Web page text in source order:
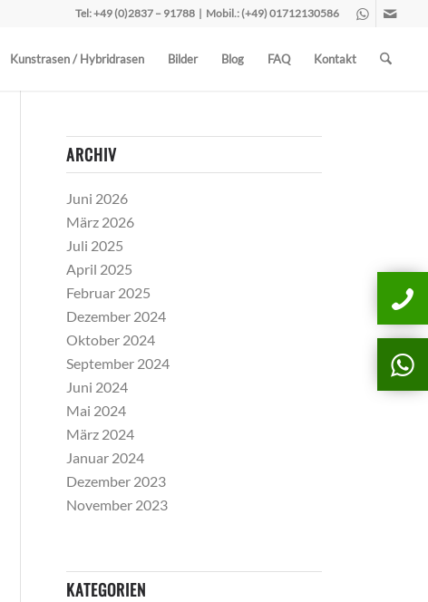
Tel:+49 (0)2837 – 91788 | Mobil.: (+49) 01712130586
Kunstrasen / Hybridrasen Bilder Blog FAQ Kontakt
ARCHIV
Juni 2026
März 2026
Juli 2025
April 2025
Februar 2025
Dezember 2024
Oktober 2024
September 2024
Juni 2024
Mai 2024
März 2024
Januar 2024
Dezember 2023
November 2023
KATEGORIEN